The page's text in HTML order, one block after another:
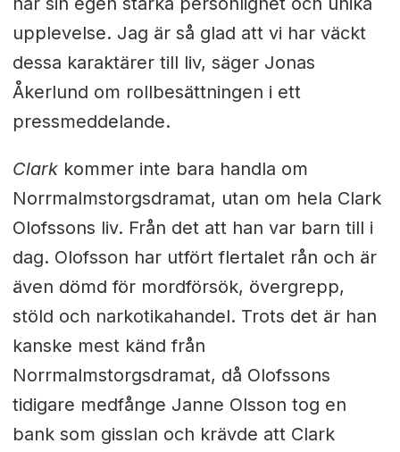
upplevelse. Jag är så glad att vi har väckt
dessa karaktärer till liv, säger Jonas
Åkerlund om rollbesättningen i ett
pressmeddelande.
Clark kommer inte bara handla om
Norrmalmstorgsdramat, utan om hela Clark
Olofssons liv. Från det att han var barn till i
dag. Olofsson har utfört flertalet rån och är
även dömd för mordförsök, övergrepp,
stöld och narkotikahandel. Trots det är han
kanske mest känd från
Norrmalmstorgsdramat, då Olofssons
tidigare medfånge Janne Olsson tog en
bank som gisslan och krävde att Clark